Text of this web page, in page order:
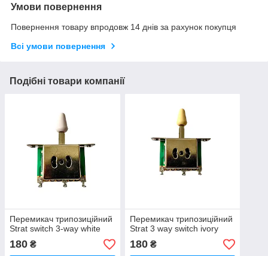
Умови повернення
Повернення товару впродовж 14 днів за рахунок покупця
Всі умови повернення
Подібні товари компанії
Перемикач трипозиційний
Strat switch 3-way white
180 ₴
Перемикач трипозиційний
Strat 3 way switch ivory
180₴